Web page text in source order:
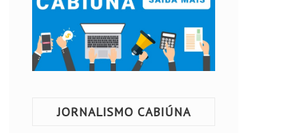
JORNALISMO CABIÚNA